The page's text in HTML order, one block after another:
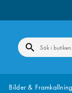
Bilder & Framkallning